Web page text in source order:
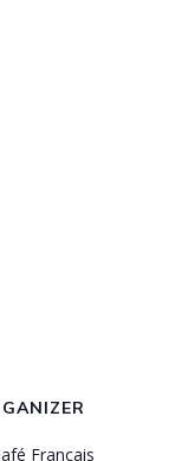
Français